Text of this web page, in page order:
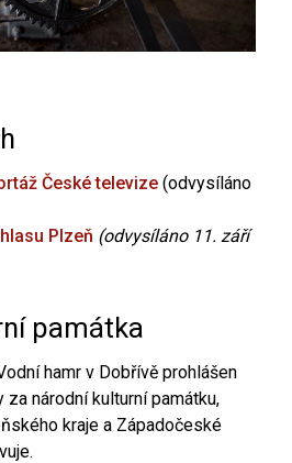
České televize (odvysíláno
Plzeň (odvysíláno 11. září
památka
hamr v Dobřívě prohlášen
národní kulturní památku,
kraje a Západočeské